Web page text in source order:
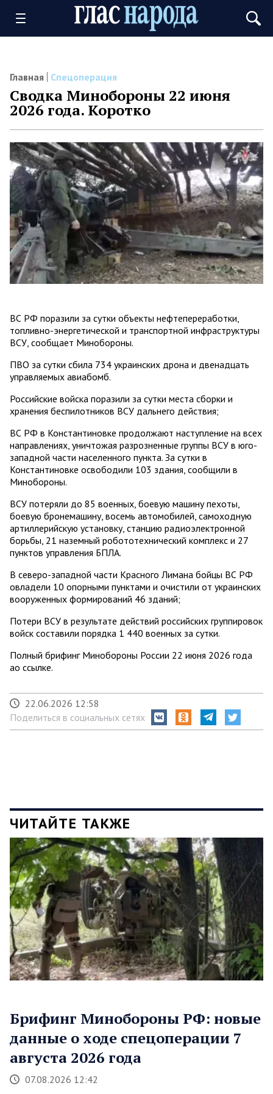
Главная Спецоперация
Сводка Минобороны 22 июня
2026 года. Коротко
ВС РФ поразили за сутки объекты нефтепереработки,
топливно-энергетической и транспортной инфраструктуры
ВСУ, сообщает Минобороны.
ПВО за сутки сбила 734 украинских дрона и двенадцать
управляемых авиабомб.
Российские войска поразили за сутки места сборки и
хранения беспилотников ВСУ дальнего действия;
ВС РФ в Константиновке продолжают наступление на всех
направлениях, уничтожая разрозненные группы ВСУ в юго-
западной части населенного пункта. За сутки в
Константиновке освободили 103 здания, сообщили в
Минобороны.
ВСУ потеряли до 85 военных, боевую машину пехоты,
боевую бронемашину, восемь автомобилей, самоходную
артиллерийскую установку, станцию радиоэлектронной
борьбы, 21 наземный робототехнический комплекс и 27
пунктов управления БПЛА.
В северо-западной части Красного Лимана бойцы ВС РФ
овладели 10 опорными пунктами и очистили от украинских
вооруженных формирований 46 зданий;
Потери ВСУ в результате действий российских группировок
войск составили порядка 1 440 военных за сутки.
Полный брифинг Минобороны России 22 июня 2026 года
ао ссылке.
22.06.2026 12:58
Поделиться в социальных сетях
ЧИТАЙТЕ ТАКЖЕ
Брифинг Минобороны РФ: новые
данные о ходе спецоперации 7
августа 2026 года
07.08.2026 12:42